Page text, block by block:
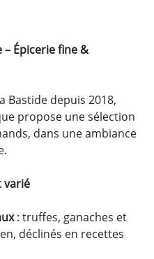
Épicerie fine &
Bastide depuis 2018,
propose une sélection
dans une ambiance
varié
: truffes, ganaches et
déclinés en recettes